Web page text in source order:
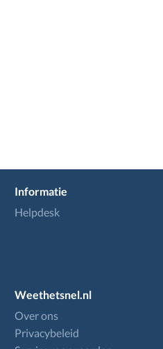
Informatie
Helpdesk
Weethetsnel.nl
Over ons
Privacybeleid